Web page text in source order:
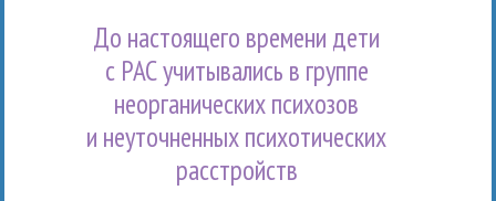
До настоящего времени дети
с РАС учитывались в группе
неорганических психозов
и неуточненных психотических
расстройств